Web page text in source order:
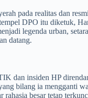
pada realitas dan
DPO itu diketuk,
legenda urban,
datang.
dan insiden HP
bilang ia mengganti
rahasia besar tetap